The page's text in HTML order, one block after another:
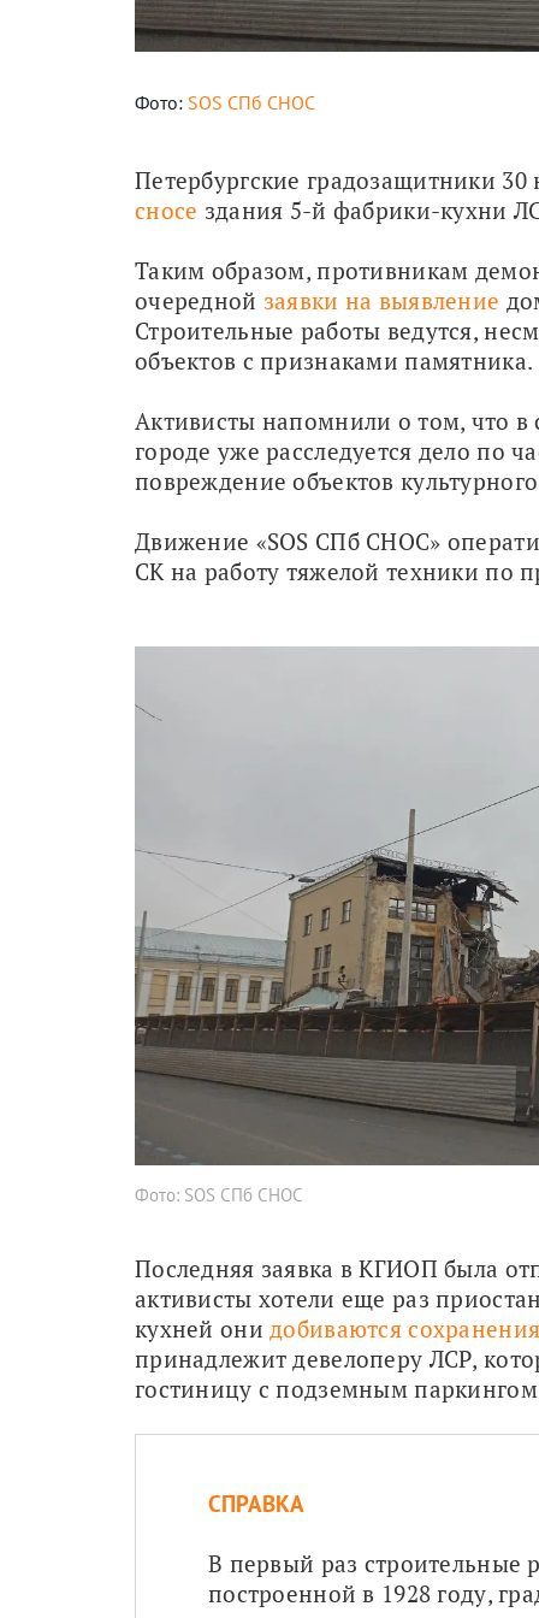
Фото: SOS СПб СНОС
Петербургские градозащитники
сносе здания 5-й фабрики-кухни
Таким образом, противникам
очередной заявки на выявление
Строительные работы ведутся,
объектов с признаками памятника.
Активисты напомнили о том, что
городе уже расследуется дело по
повреждение объектов
Движение «SOS СПб СНОС»
СК на работу тяжелой техники по
Фото: SOS СПб СНОС
Последняя заявка в КГИОП была
активисты хотели еще раз
кухней они добиваются
принадлежит девелоперу ЛСР,
гостиницу с подземным
СПРАВКА
В первый раз строительные
построенной в 1928 году,